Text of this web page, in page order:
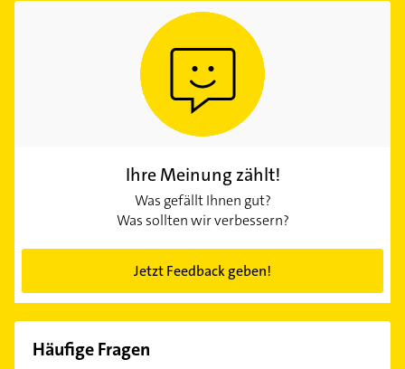
Ihre Meinung zählt!
Was gefällt Ihnen gut?
Was sollten wir verbessern?
Jetzt Feedback geben!
Häufige Fragen